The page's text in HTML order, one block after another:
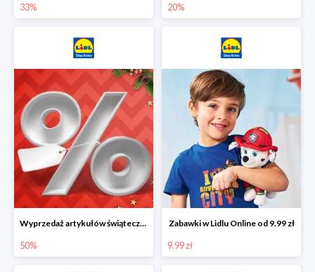
33% 20%
Wyprzedaż artykułów świątecznych w Lidlu Online
50%
Zabawki w Lidlu Online od 9.99 zł
9.99 zł